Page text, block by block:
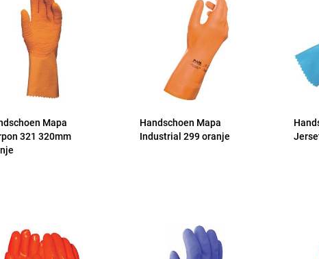
Mapa
321 320mm
Handschoen Mapa
Industrial 299 oranje